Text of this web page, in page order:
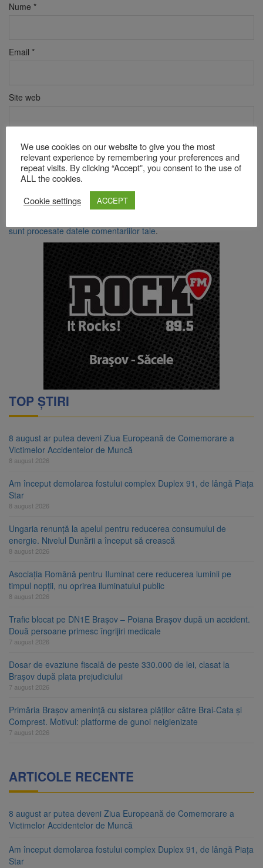
Nume *
Email *
Site web
Verificare anti-robot
Click pentru a începe verificarea
FriendlyCaptcha ⇗
sunt procesate datele comentariilor tale.
TOP ȘTIRI
8 august ar putea deveni Ziua Europeană de Comemorare a
Victimelor Accidentelor de Muncă
8 august 2026
Am început demolarea fostului complex Duplex 91, de lângă Piața
Star
8 august 2026
Ungaria renunță la apelul pentru reducerea consumului de
energie. Nivelul Dunării a început să crească
8 august 2026
Asociația Română pentru Iluminat cere reducerea luminii pe
timpul nopții, nu oprirea iluminatului public
8 august 2026
Trafic blocat pe DN1E Brașov – Poiana Brașov după un accident.
Două persoane primesc îngrijiri medicale
7 august 2026
Dosar de evaziune fiscală de peste 330.000 de lei, clasat la
Brașov după plata prejudiciului
7 august 2026
Primăria Brașov amenință cu sistarea plăților către Brai-Cata și
Comprest. Motivul: platforme de gunoi neigienizate
7 august 2026
ARTICOLE RECENTE
8 august ar putea deveni Ziua Europeană de Comemorare a
Victimelor Accidentelor de Muncă
Am început demolarea fostului complex Duplex 91, de lângă Piața
Star
We use cookies on our website to give you the most
relevant experience by remembering your preferences and
repeat visits. By clicking “Accept”, you consent to the use of
ALL the cookies.
Cookie settings
ACCEPT